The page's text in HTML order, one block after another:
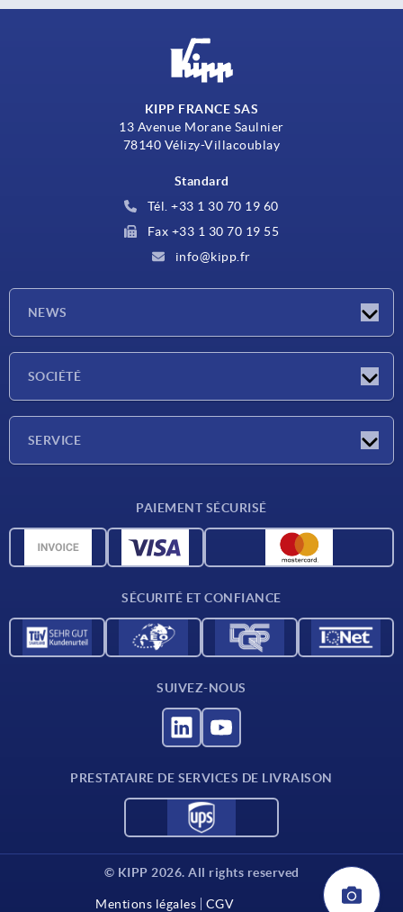
KIPP FRANCE SAS
13 Avenue Morane Saulnier
78140 Vélizy-Villacoublay
Standard
Tél. +33 1 30 70 19 60
Fax +33 1 30 70 19 55
info@kipp.fr
NEWS
SOCIÉTÉ
SERVICE
Données CAO
PAIEMENT SÉCURISÉ
SÉCURITÉ ET CONFIANCE
SUIVEZ-NOUS
PRESTATAIRE DE SERVICES DE LIVRAISON
© KIPP 2026. All rights reserved
Mentions légales CGV